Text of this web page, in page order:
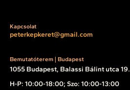
Kapcsolat
peterkepkeret@gmail.com
Bemutatóterem | Budapest
1055 Budapest, Balassi Bálint utca 19.
H-P: 10:00-18:00; Szo: 10:00-13:00